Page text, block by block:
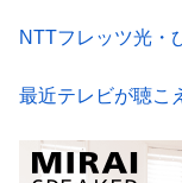
NTTフレッツ光・
最近テレビが聴こ